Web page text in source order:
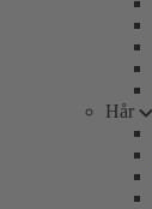
Hår